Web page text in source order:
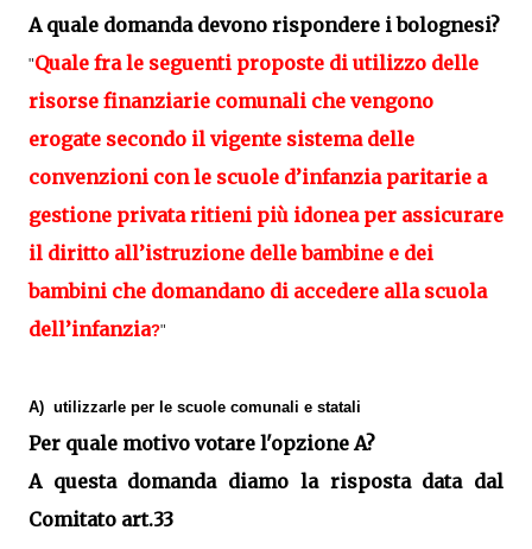
A quale domanda devono rispondere i bolognesi?
"Quale fra le seguenti proposte di utilizzo delle
risorse finanziarie comunali che vengono
erogate secondo il vigente sistema delle
convenzioni con le scuole d’infanzia paritarie a
gestione privata ritieni più idonea per assicurare
il diritto all’istruzione delle bambine e dei
bambini che domandano di accedere alla scuola
dell’infanzia?"
A) utilizzarle per le scuole comunali e statali
Per quale motivo votare l'opzione A?
A questa domanda diamo la risposta data dal
Comitato art.33